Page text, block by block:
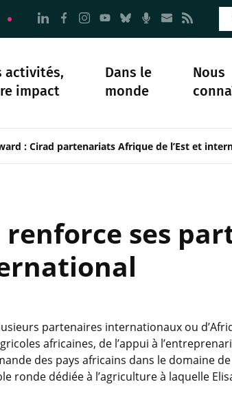
Aller à la page Nous suivre sur
Aller à la page Nous suivre
Aller à la page Nous
Aller à la page Nous
Aller à la page
Aller à la
Aller à la
Aller
activités,
impact
Dans le
monde
Nous
Science et société Notre histoire
: Cirad partenariats Afrique de l’Est et
ses
partenaires internationaux ou
africaines, de l’appui à
des pays africains dans le domaine
ronde dédiée à l’agriculture à laquelle